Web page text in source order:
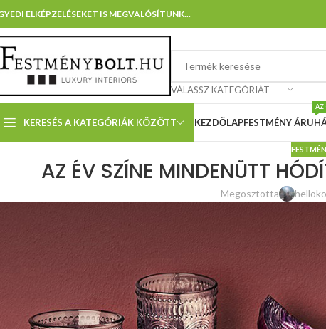
ELKÉPZELÉSEKET IS MEGVALÓSÍTUNK...
VÁLASSZ KATEGÓRIÁT
KERESÉS A KATEGÓRIÁK KÖZÖTT KEZDŐLAPFESTMÉNY
AZ
AZ ÉV SZÍNE MINDENÜTT
Megosztotta